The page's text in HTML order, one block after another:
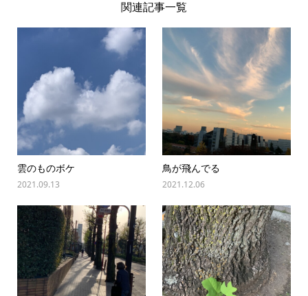
関連記事一覧
雲のものボケ
2021.09.13
鳥が飛んでる
2021.12.06